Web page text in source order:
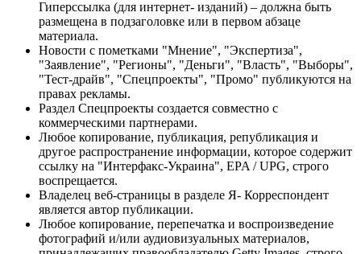
Гиперссылка (для интернет- изданий) – должна быть
размещена в подзаголовке или в первом абзаце
материала.
Новости с пометками "Мнение", "Экспертиза",
"Заявление", "Регионы", "Деньги", "Власть", "Выборы",
"Тест-драйв", "Спецпроекты", "Промо" публикуются на
правах рекламы.
Раздел Спецпроекты создается совместно с
коммерческими партнерами.
Любое копирование, публикация, републикация и
другое распространение информации, которое содержит
ссылку на "Интерфакс-Украина", EPA / UPG, строго
воспрещается.
Владелец веб-страницы в разделе Я- Корреспондент
является автор публикации.
Любое копирование, перепечатка и воспроизведение
фотографий и/или аудиовизуальных материалов,